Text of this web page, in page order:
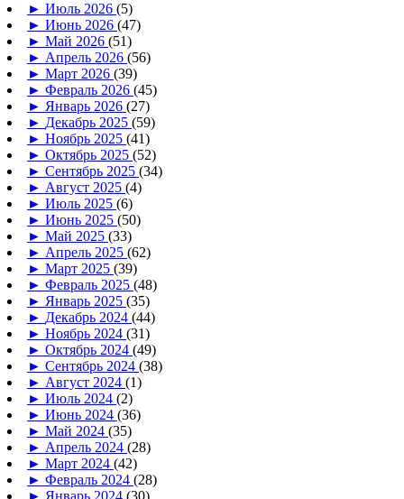
► Июль 2026 (5)
► Июнь 2026 (47)
► Май 2026 (51)
► Апрель 2026 (56)
► Март 2026 (39)
► Февраль 2026 (45)
► Январь 2026 (27)
► Декабрь 2025 (59)
► Ноябрь 2025 (41)
► Октябрь 2025 (52)
► Сентябрь 2025 (34)
► Август 2025 (4)
► Июль 2025 (6)
► Июнь 2025 (50)
► Май 2025 (33)
► Апрель 2025 (62)
► Март 2025 (39)
► Февраль 2025 (48)
► Январь 2025 (35)
► Декабрь 2024 (44)
► Ноябрь 2024 (31)
► Октябрь 2024 (49)
► Сентябрь 2024 (38)
► Август 2024 (1)
► Июль 2024 (2)
► Июнь 2024 (36)
► Май 2024 (35)
► Апрель 2024 (28)
► Март 2024 (42)
► Февраль 2024 (28)